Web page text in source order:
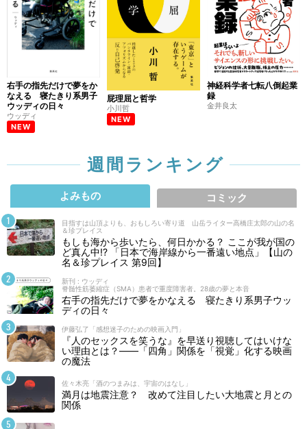
右手の指先だけで夢をか
なえる 寝たきり系男子
ウッディの日々
ウッディ
NEW
屁理屈と哲学
小川哲
NEW
神経科学者七転八倒起業
録
金井良太
週間ランキング
よみもの コミック
目指すは山頂よりも、おもしろい寄り道 山岳ライター高橋庄太郎の山の名
＆珍プレイス
もしも海から歩いたら、何日かかる？ ここが我が国の
ど真ん中!? 「日本で海岸線から一番遠い地点」【山の
名＆珍プレイス 第9回】
新刊 : ウッディ
脊髄性筋萎縮症（SMA）患者で重度障害者。28歳の夢と本音
右手の指先だけで夢をかなえる 寝たきり系男子ウッ
ディの日々
伊藤弘了「感想迷子のための映画入門」
『人のセックスを笑うな』を早送り視聴してはいけな
い理由とは？――「四角」関係を「視覚」化する映画
の魔法
佐々木亮「酒のつまみは、宇宙のはなし」
満月は地震注意？ 改めて注目したい大地震と月との
関係